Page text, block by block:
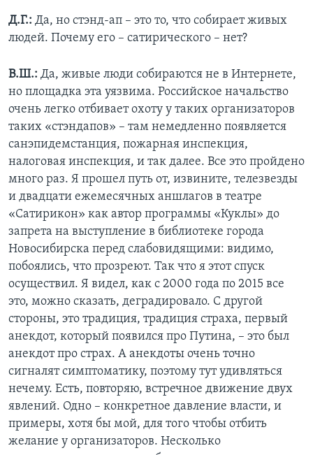
Д.Г.: Да, но стэнд-ап – это то, что собирает живых
людей. Почему его – сатирического – нет?
В.Ш.: Да, живые люди собираются не в Интернете,
но площадка эта уязвима. Российское начальство
очень легко отбивает охоту у таких организаторов
таких «стэндапов» – там немедленно появляется
санэпидемстанция, пожарная инспекция,
налоговая инспекция, и так далее. Все это пройдено
много раз. Я прошел путь от, извините, телезвезды
и двадцати ежемесячных аншлагов в театре
«Сатирикон» как автор программы «Куклы» до
запрета на выступление в библиотеке города
Новосибирска перед слабовидящими: видимо,
побоялись, что прозреют. Так что я этот спуск
осуществил. Я видел, как с 2000 года по 2015 все
это, можно сказать, деградировало. С другой
стороны, это традиция, традиция страха, первый
анекдот, который появился про Путина, – это был
анекдот про страх. А анекдоты очень точно
сигналят симптоматику, поэтому тут удивляться
нечему. Есть, повторяю, встречное движение двух
явлений. Одно – конкретное давление власти, и
примеры, хотя бы мой, для того чтобы отбить
желание у организаторов. Несколько